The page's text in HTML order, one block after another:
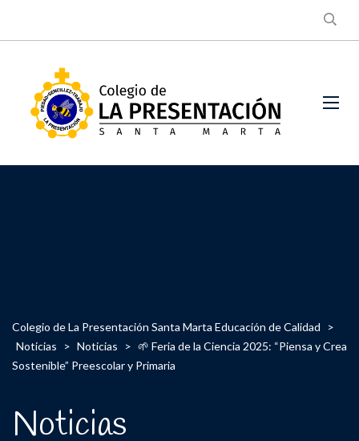
Colegio de La Presentación Santa Marta Educación de Calidad
>
Noticias
> Noticias > 🌱 Feria de la Ciencia 2025: “Piensa y Crea
Sostenible” Preescolar y Primaria
Noticias